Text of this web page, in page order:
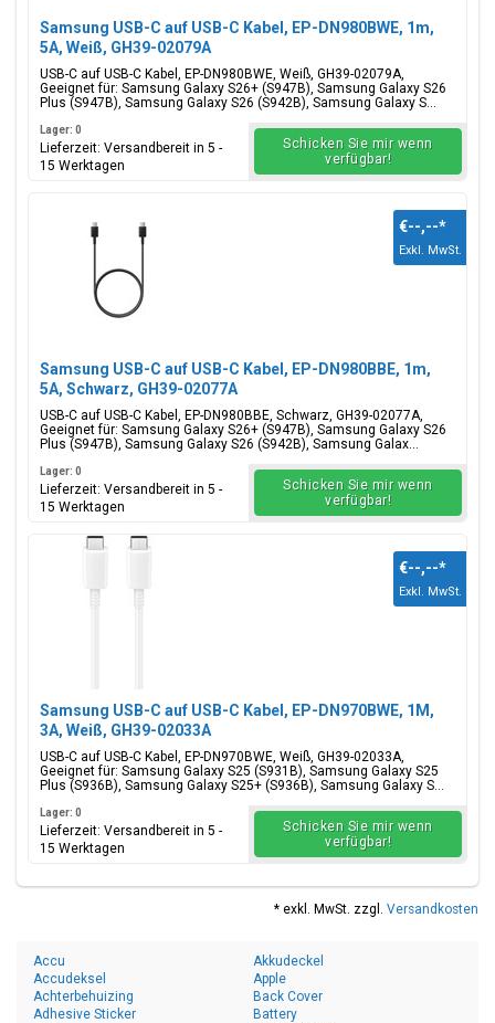
Samsung USB-C auf USB-C Kabel, EP-DN980BWE, 1m,
5A, Weiß, GH39-02079A
USB-C auf USB-C Kabel, EP-DN980BWE, Weiß, GH39-02079A,
Geeignet für: Samsung Galaxy S26+ (S947B), Samsung Galaxy S26
Plus (S947B), Samsung Galaxy S26 (S942B), Samsung Galaxy S...
Lager: 0
Lieferzeit: Versandbereit in 5 -
15 Werktagen
Schicken Sie mir wenn
verfügbar!
Samsung USB-C auf USB-C Kabel, EP-DN980BBE, 1m,
5A, Schwarz, GH39-02077A
USB-C auf USB-C Kabel, EP-DN980BBE, Schwarz, GH39-02077A,
Geeignet für: Samsung Galaxy S26+ (S947B), Samsung Galaxy S26
Plus (S947B), Samsung Galaxy S26 (S942B), Samsung Galax...
€--,--*
Exkl. MwSt.
Lager: 0
Lieferzeit: Versandbereit in 5 -
15 Werktagen
Schicken Sie mir wenn
verfügbar!
Samsung USB-C auf USB-C Kabel, EP-DN970BWE, 1M,
3A, Weiß, GH39-02033A
USB-C auf USB-C Kabel, EP-DN970BWE, Weiß, GH39-02033A,
Geeignet für: Samsung Galaxy S25 (S931B), Samsung Galaxy S25
Plus (S936B), Samsung Galaxy S25+ (S936B), Samsung Galaxy S...
€--,--*
Exkl. MwSt.
Lager: 0
Lieferzeit: Versandbereit in 5 -
15 Werktagen
Schicken Sie mir wenn
verfügbar!
* exkl. MwSt. zzgl. Versandkosten
Accu
Accudeksel
Achterbehuizing
Adhesive Sticker
Akkudeckel
Apple
Back Cover
Battery